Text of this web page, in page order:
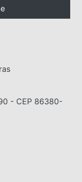
- CEP 86380-